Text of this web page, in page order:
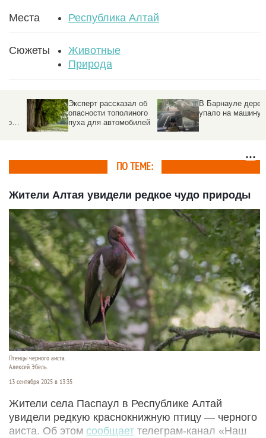
Места Республика Алтай
Сюжеты
Животные
Природа
Эксперт рассказал об
опасности тополиного
пуха для автомобилей
В Барнауле дерево
упало на машину
ПО ТЕМЕ:
Жители Алтая увидели редкое чудо природы
Птенцы черного аиста.
Алексей Эбель.
13 сентября 2025 в 13:35
Жители села Паспаул в Республике Алтай
увидели редкую краснокнижную птицу — черного
аиста. Об этом сообщает телеграм-канал «Наш